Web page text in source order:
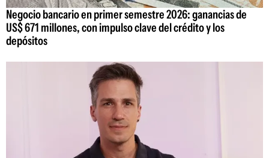
Negocio bancario en primer semestre 2026: ganancias de
US$ 671 millones, con impulso clave del crédito y los
depósitos